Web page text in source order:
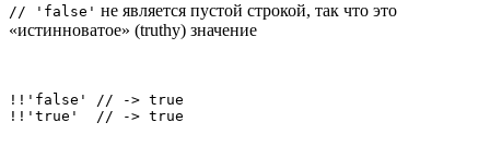
// 'false' не является пустой строкой, так что это
«истинноватое» (truthy) значение
!!'false' // -> true
!!'true'  // -> true